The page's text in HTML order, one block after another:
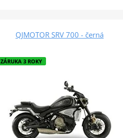
QJMOTOR SRV 700 - černá
ZÁRUKA 3 ROKY